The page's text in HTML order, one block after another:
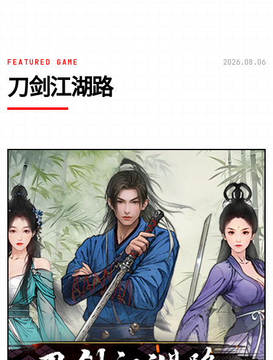
FEATURED GAME 2026.08.06
刀剑江湖路